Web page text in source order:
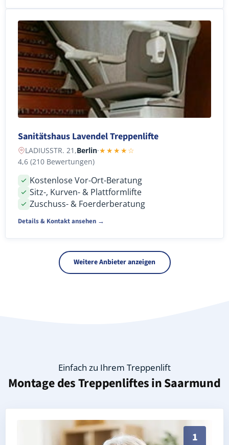
Sanitätshaus Lavendel Treppenlifte
LADIUSSTR. 21,Berlin·★★★★☆
4,6 (210 Bewertungen)
Kostenlose Vor-Ort-Beratung
Sitz-, Kurven- & Plattformlifte
Zuschuss- & Foerderberatung
Details & Kontakt ansehen →
Weitere Anbieter anzeigen
Einfach zu Ihrem Treppenlift
Montage des Treppenliftes inSaarmund
1
Persönliche Treppenlift-Beratung in Saarmund